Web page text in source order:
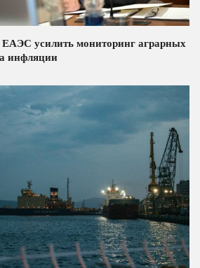
усилить мониторинг аграрных
инфляции